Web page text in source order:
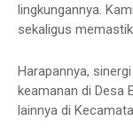
lingkungannya.
sekaligus
Harapannya,
keamanan di Desa
lainnya di